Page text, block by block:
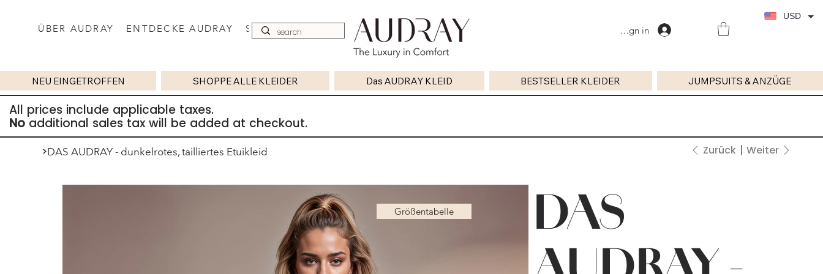
ÜBER AUDRAY ENTDECKE AUDRAY SHOP Sign in
NEU EINGETROFFEN SHOPPE ALLE KLEIDER Das AUDRAY KLEID BESTSELLER KLEIDER JUMPSUITS & ANZÜGE
All prices include applicable taxes.
Noadditional sales tax will be added at checkout.
>DAS AUDRAY - dunkelrotes, tailliertes Etuikleid Zurück Weiter
DAS
Größentabelle
USD